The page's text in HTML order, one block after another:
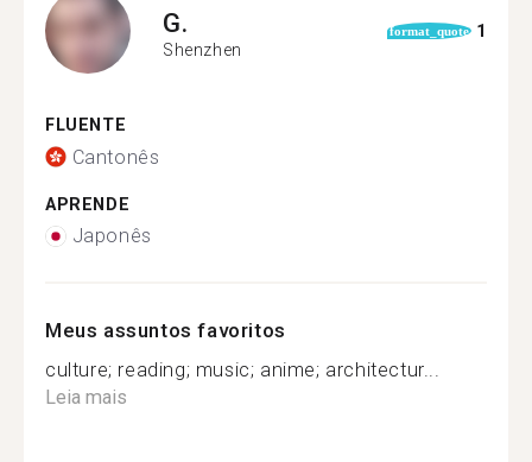
G.
Shenzhen
format_quote 1
FLUENTE
Cantonês
APRENDE
Japonês
Meus assuntos favoritos
culture; reading; music; anime; architectur...
Leia mais